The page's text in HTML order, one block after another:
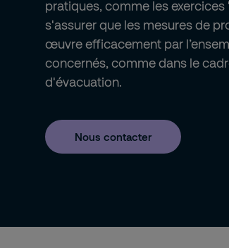
pratiques, comme les
s'assurer que les mesures de
œuvre efficacement par
concernés, comme dans le
d'évacuation.
Nous contacter